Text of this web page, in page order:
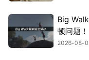
Big
顿问题！
2026-08-